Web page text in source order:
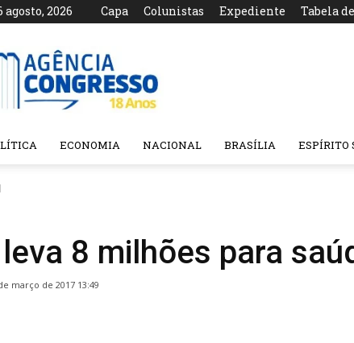
2026 Capa Colunistas Expediente Tabela
ECONOMIA NACIONAL BRASÍLIA ESPÍRITO
8 milhões para
março de 2017 13:49